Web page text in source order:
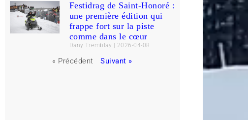
Festidrag de Saint-Honoré :
une première édition qui
frappe fort sur la piste
comme dans le cœur
Dany Tremblay 2026-04-08
« Précédent Suivant »